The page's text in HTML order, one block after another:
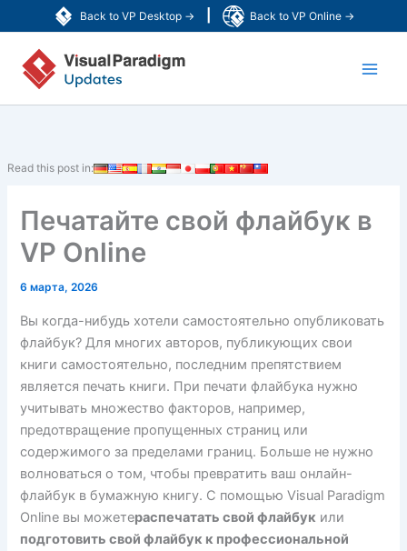
Back to VP Desktop → Back to VP Online →
к
содержимому
Read this post in:
Печатайте свой флайбук в
VP Online
6 марта, 2026
Вы когда-нибудь хотели самостоятельно опубликовать
флайбук? Для многих авторов, публикующих свои
книги самостоятельно, последним препятствием
является печать книги. При печати флайбука нужно
учитывать множество факторов, например,
предотвращение пропущенных страниц или
содержимого за пределами границ. Больше не нужно
волноваться о том, чтобы превратить ваш онлайн-
флайбук в бумажную книгу. С помощью Visual Paradigm
Online вы можетераспечатать свой флайбук или
подготовить свой флайбук к профессиональной